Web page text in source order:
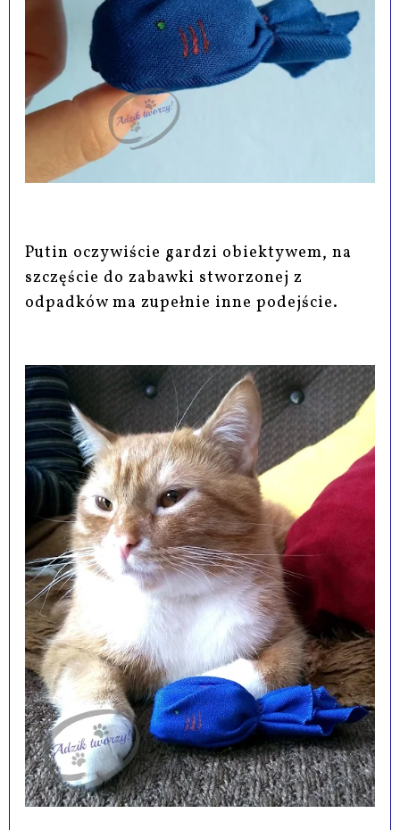
Putin oczywiście gardzi obiektywem, na
szczęście do zabawki stworzonej z
odpadków ma zupełnie inne podejście.